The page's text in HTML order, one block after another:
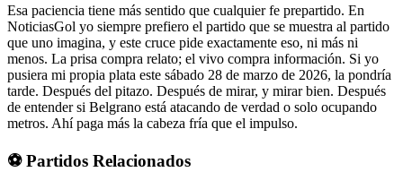
Esa paciencia tiene más sentido que cualquier fe prepartido. En
NoticiasGol yo siempre prefiero el partido que se muestra al partido
que uno imagina, y este cruce pide exactamente eso, ni más ni
menos. La prisa compra relato; el vivo compra información. Si yo
pusiera mi propia plata este sábado 28 de marzo de 2026, la pondría
tarde. Después del pitazo. Después de mirar, y mirar bien. Después
de entender si Belgrano está atacando de verdad o solo ocupando
metros. Ahí paga más la cabeza fría que el impulso.
⚽ Partidos Relacionados